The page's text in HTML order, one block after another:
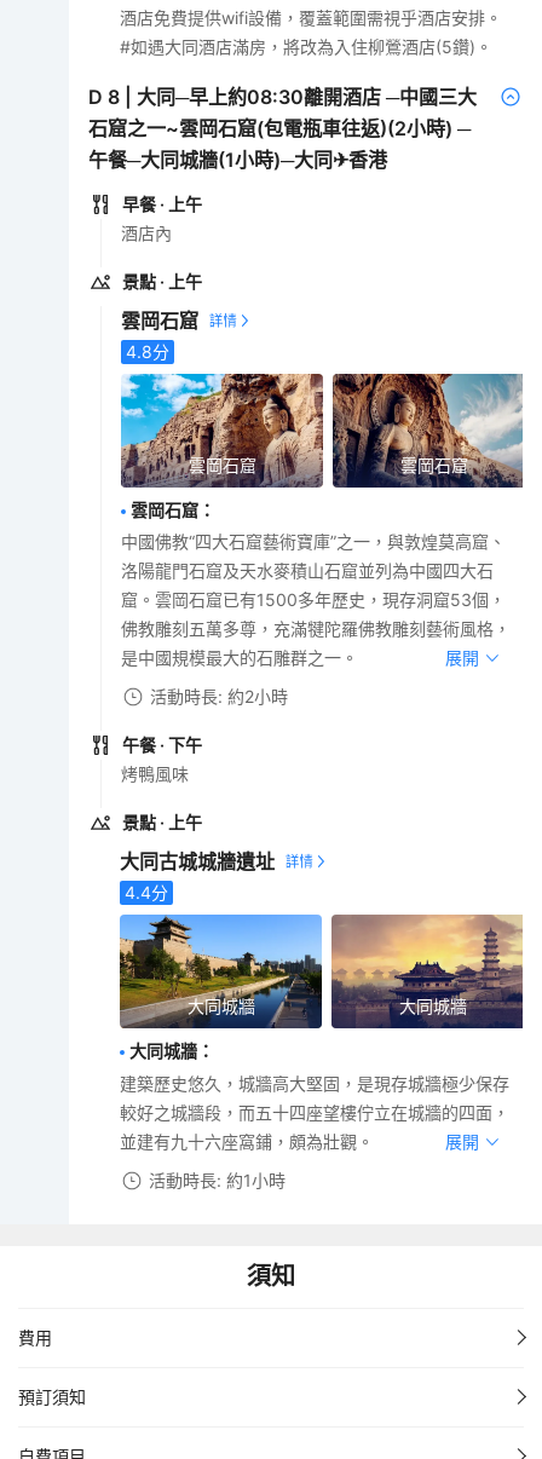
酒店免費提供wifi設備，覆蓋範圍需視乎酒店安排。
#如遇大同酒店滿房，將改為入住柳鶯酒店(5鑽)。
D 8
大同─早上約08:30離開酒店 ─中國三大
石窟之一~雲岡石窟(包電瓶車往返)(2小時) ─
午餐─大同城牆(1小時)─大同✈香港
早餐 · 上午
酒店內
景點 · 上午
雲岡石窟
4.8分
雲岡石窟 雲岡石窟
雲岡石窟 ：
中國佛教“四大石窟藝術寶庫”之一，與敦煌莫高窟、
洛陽龍門石窟及天水麥積山石窟並列為中國四大石
窟。雲岡石窟已有1500多年歷史，現存洞窟53個，
佛教雕刻五萬多尊，充滿犍陀羅佛教雕刻藝術風格，
是中國規模最大的石雕群之一。
展開
活動時長: 約2小時
午餐 · 下午
烤鴨風味
景點 · 上午
大同古城城牆遺址
4.4分
大同城牆 大同城牆
大同城牆 ：
建築歷史悠久，城牆高大堅固，是現存城牆極少保存
較好之城牆段，而五十四座望樓佇立在城牆的四面，
並建有九十六座窩鋪，頗為壯觀。
展開
活動時長: 約1小時
須知
費用
預訂須知